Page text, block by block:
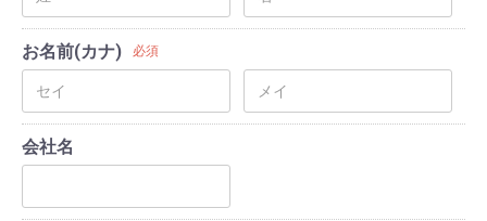
お名前(カナ) 必須
会社名